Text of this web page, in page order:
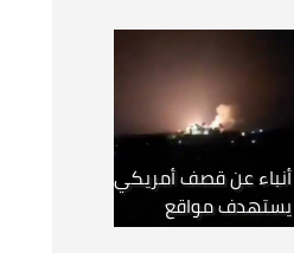
أنباء عن قصف أمريكي
يستهدف مواقع
للحوثي في صعدة